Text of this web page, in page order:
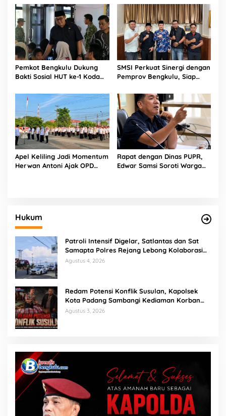
Polda
Pokja Newsroom Kolaboratif
Pemkot Bengkulu Dukung
Bakti Sosial HUT ke-1 Kodam
Sinergi untuk Masyarakat
SMSI Perkuat Sinergi dengan
Pemprov Bengkulu, Siap
Apel Keliling Jadi Momentum
Herwan Antoni Ajak OPD
Rapat dengan Dinas PUPR,
Edwar Samsi Soroti Warga
Hukum
Patroli Intensif Digelar, Satlantas dan Sat
Samapta Polres Rejang Lebong Kolaborasi
Berantas Balap Liar
Agustus 4, 2026
Redam Potensi Konflik Susulan, Kapolsek
Kota Padang Sambangi Kediaman Korban
Penganiayaan di Lubuk Mumpo
Agustus 3, 2026